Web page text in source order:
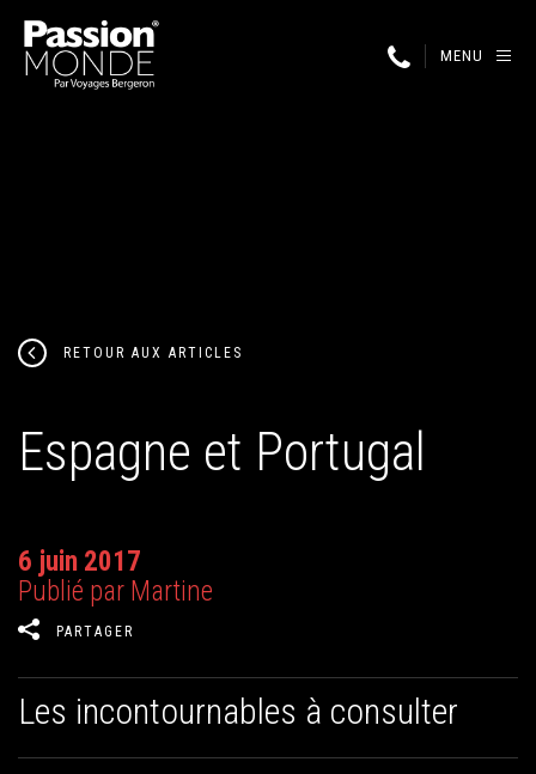
MENU
RETOUR AUX ARTICLES
Espagne et Portugal
6 juin 2017
Publié par Martine
PARTAGER
Les incontournables à consulter